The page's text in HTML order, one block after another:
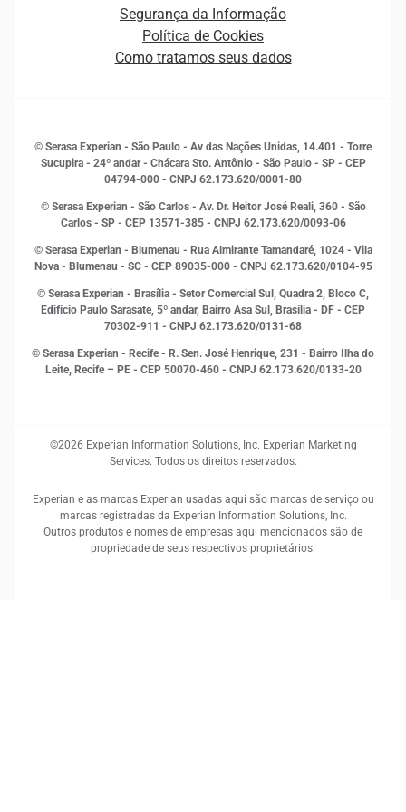
Empreendedorismo
Estudos e Pesquisas
Inovação e Tecnologia
Leis e impostos
Marketing
Open Finance
Proteção de Dados
Sustentabilidade Corporativa
Sala de Imprensa
Segurança da Informação
Política de Cookies
Como tratamos seus dados
© Serasa Experian - São Paulo - Av das Nações Unidas, 14.401 - Torre
Sucupira - 24º andar - Chácara Sto. Antônio - São Paulo - SP - CEP
04794-000 - CNPJ 62.173.620/0001-80
© Serasa Experian - São Carlos - Av. Dr. Heitor José Reali, 360 - São
Carlos - SP - CEP 13571-385 - CNPJ 62.173.620/0093-06
© Serasa Experian - Blumenau - Rua Almirante Tamandaré, 1024 - Vila
Nova - Blumenau - SC - CEP 89035-000 - CNPJ 62.173.620/0104-95
© Serasa Experian - Brasília - Setor Comercial Sul, Quadra 2, Bloco C,
Edifício Paulo Sarasate, 5º andar, Bairro Asa Sul, Brasília - DF - CEP
70302-911 - CNPJ 62.173.620/0131-68
© Serasa Experian - Recife - R. Sen. José Henrique, 231 - Bairro Ilha do
Leite, Recife – PE - CEP 50070-460 - CNPJ 62.173.620/0133-20
©2026 Experian Information Solutions, Inc. Experian Marketing
Services. Todos os direitos reservados.
Experian e as marcas Experian usadas aqui são marcas de serviço ou
marcas registradas da Experian Information Solutions, Inc.
Outros produtos e nomes de empresas aqui mencionados são de
propriedade de seus respectivos proprietários.